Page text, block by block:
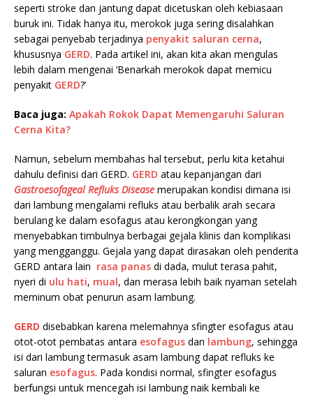
seperti stroke dan jantung dapat dicetuskan oleh kebiasaan
buruk ini. Tidak hanya itu, merokok juga sering disalahkan
sebagai penyebab terjadinya penyakit saluran cerna,
khususnya GERD. Pada artikel ini, akan kita akan mengulas
lebih dalam mengenai ‘Benarkah merokok dapat memicu
penyakit GERD?’
Baca juga: Apakah Rokok Dapat Memengaruhi Saluran
Cerna Kita?
Namun, sebelum membahas hal tersebut, perlu kita ketahui
dahulu definisi dari GERD. GERD atau kepanjangan dari
Gastroesofageal Refluks Disease merupakan kondisi dimana isi
dari lambung mengalami refluks atau berbalik arah secara
berulang ke dalam esofagus atau kerongkongan yang
menyebabkan timbulnya berbagai gejala klinis dan komplikasi
yang mengganggu. Gejala yang dapat dirasakan oleh penderita
GERD antara lain rasa panas di dada, mulut terasa pahit,
nyeri di ulu hati, mual, dan merasa lebih baik nyaman setelah
meminum obat penurun asam lambung.
GERD disebabkan karena melemahnya sfingter esofagus atau
otot-otot pembatas antara esofagus dan lambung, sehingga
isi dari lambung termasuk asam lambung dapat refluks ke
saluran esofagus. Pada kondisi normal, sfingter esofagus
berfungsi untuk mencegah isi lambung naik kembali ke